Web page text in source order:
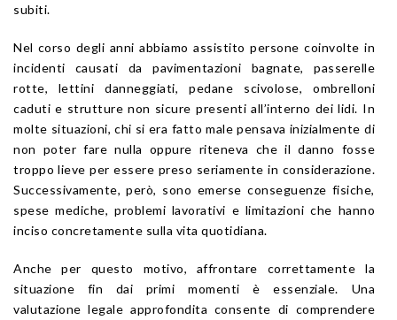
subiti.
Nel corso degli anni abbiamo assistito persone coinvolte in
incidenti causati da pavimentazioni bagnate, passerelle
rotte, lettini danneggiati, pedane scivolose, ombrelloni
caduti e strutture non sicure presenti all’interno dei lidi. In
molte situazioni, chi si era fatto male pensava inizialmente di
non poter fare nulla oppure riteneva che il danno fosse
troppo lieve per essere preso seriamente in considerazione.
Successivamente, però, sono emerse conseguenze fisiche,
spese mediche, problemi lavorativi e limitazioni che hanno
inciso concretamente sulla vita quotidiana.
Anche per questo motivo, affrontare correttamente la
situazione fin dai primi momenti è essenziale. Una
valutazione legale approfondita consente di comprendere